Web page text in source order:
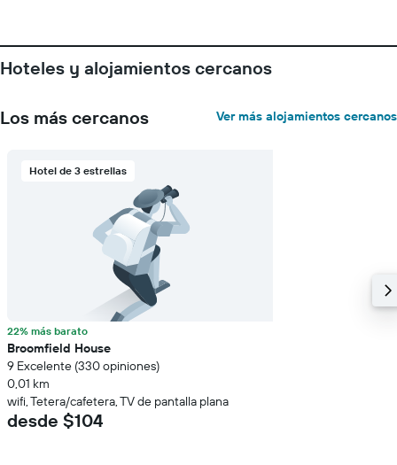
Hoteles y alojamientos cercanos
Los más cercanos Ver más alojamientos cercanos
Hotel de 3 estrellas
22% más barato
Broomfield House
9 Excelente (330 opiniones)
0,01 km
wifi, Tetera/cafetera, TV de pantalla plana
desde $104